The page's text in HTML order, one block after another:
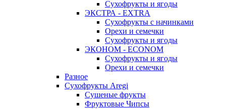
Сухофрукты и ягоды
ЭКСТРА - EXTRA
Сухофрукты с начинками
Орехи и семечки
Сухофрукты и ягоды
ЭКОНОМ - ECONOM
Сухофрукты и ягоды
Орехи и семечки
Разное
Сухофрукты Aregi
Сушеные фрукты
Фруктовые Чипсы